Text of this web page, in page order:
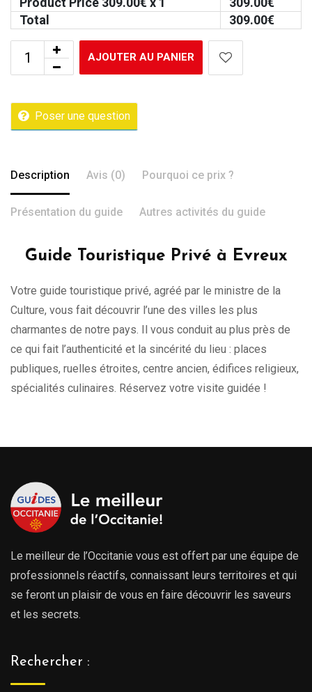
Total
309.00€
AJOUTER AU PANIER
Poser une question
Description Avis (0) Pourquoi ce prix ?
Présentation du guide Autres activités du guide
Guide Touristique Privé à Evreux
Votre guide touristique privé, agréé par le ministre de la
Culture, vous fait découvrir l’une des villes les plus
charmantes de notre pays. Il vous conduit au plus près de
ce qui fait l’authenticité et la sincérité du lieu : places
publiques, ruelles étroites, centre ancien, édifices religieux,
spécialités culinaires. Réservez votre visite guidée !
Le meilleur de l’Occitanie vous est offert par une équipe de
professionnels réactifs, connaissant leurs territoires et qui
se feront un plaisir de vous en faire découvrir les saveurs
et les secrets.
Rechercher :